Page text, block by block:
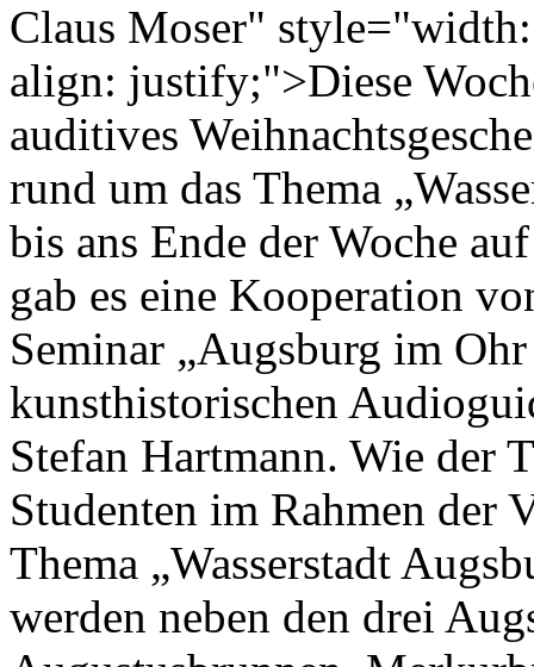
Claus Moser"
align: justify;">Diese
auditives
rund um das Thema
bis ans Ende der Woche
gab es eine Kooperation
Seminar „Augsburg im
kunsthistorischen
Stefan Hartmann. Wie der
Studenten im Rahmen der
Thema „Wasserstadt
werden neben den drei